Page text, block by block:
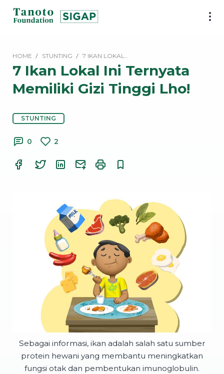
SIGAP
Foundation
HOME STUNTING 7 IKAN LOKAL…
7 Ikan Lokal Ini Ternyata
Memiliki Gizi Tinggi Lho!
STUNTING
0 2
Sebagai informasi, ikan adalah salah satu sumber
protein hewani yang membantu meningkatkan
fungsi otak dan pembentukan imunoglobulin.